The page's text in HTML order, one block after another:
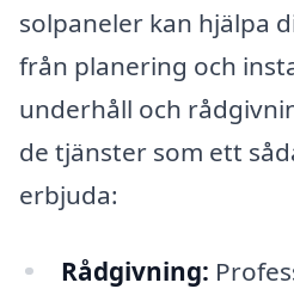
solpaneler kan hjälpa
från planering och
underhåll och
de tjänster som ett
erbjuda:
Rådgivning: